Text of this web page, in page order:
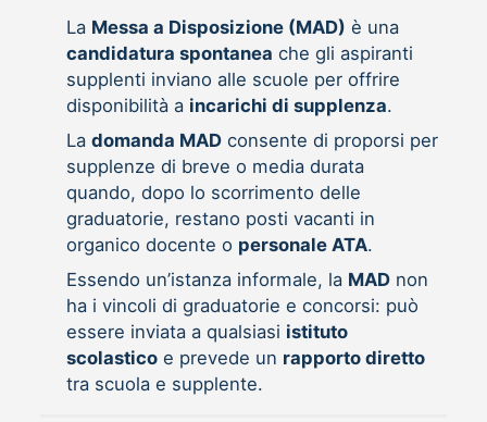
La Messa a Disposizione (MAD) è una
candidatura spontanea che gli aspiranti
supplenti inviano alle scuole per offrire
disponibilità a incarichi di supplenza.
La domanda MADconsente di proporsi per
supplenze di breve o media durata
quando, dopo lo scorrimento delle
graduatorie, restano posti vacanti in
organico docente o personale ATA.
Essendo un’istanza informale, la MADnon
ha i vincoli di graduatorie e concorsi: può
essere inviata a qualsiasi istituto
scolasticoe prevede un rapporto diretto
tra scuola e supplente.